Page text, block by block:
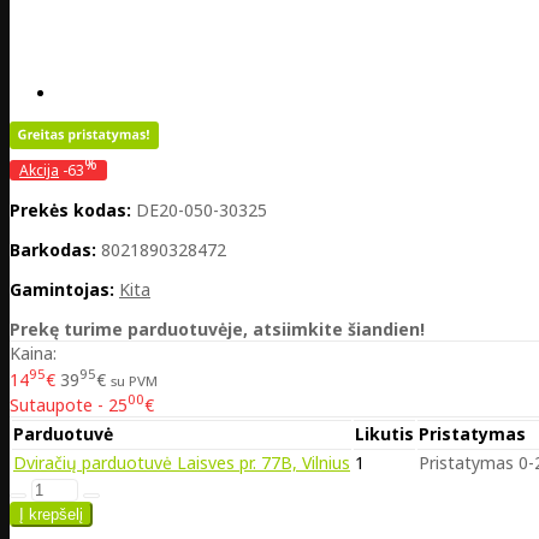
Akcija -63%
Prekės kodas: DE20-050-30325
Barkodas: 8021890328472
Gamintojas: Kita
Prekę turime parduotuvėje, atsiimkite šiandien!
Kaina:
1495€ 3995€ su PVM
Sutaupote - 2500€
Parduotuvė
Likutis Pristatymas
Dviračių parduotuvė Laisves pr. 77B, Vilnius 1 Pristatymas 0-